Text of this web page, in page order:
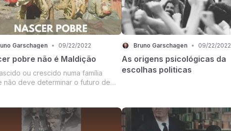
Garschagen • 09/22/2022
pobre não é Maldição
não deve determinar o futuro de
você será olhado com desconfiança
um “casca-grossa”, como
Bruno Garschagen • 09/22/2022
As origens psicológicas da
escolhas politicas